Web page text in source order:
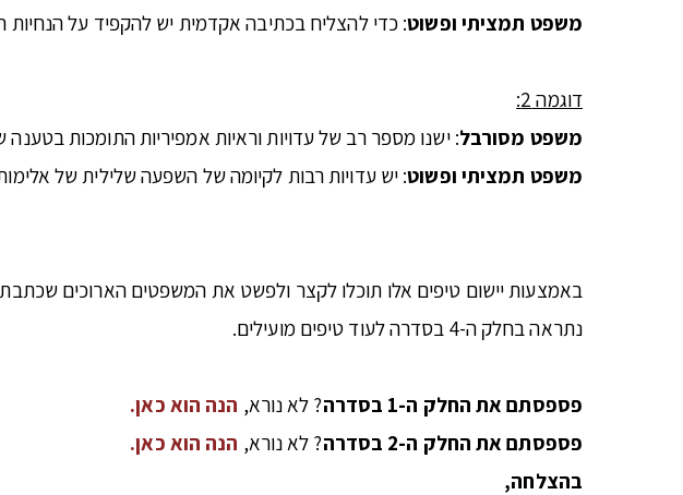
משפט תמציתי ופשוט: כדי להצליח בכתיבה אקדמית יש להקפיד על הנחיות
דוגמה 2:
משפט מסורבל: ישנו מספר רב של עדויות וראיות אמפיריות התומכות
משפט תמציתי ופשוט: יש עדויות רבות לקיומה של השפעה שלילית של
באמצעות יישום טיפים אלו תוכלו לקצר ולפשט את המשפטים הארוכים
נתראה בחלק ה-4 בסדרה לעוד טיפים מועילים.
פספסתם את החלק ה-1 בסדרה ? לא נורא, הנה הוא כאן.
פספסתם את החלק ה-2 בסדרה
? לא נורא, הנה הוא כאן.
בהצלחה,